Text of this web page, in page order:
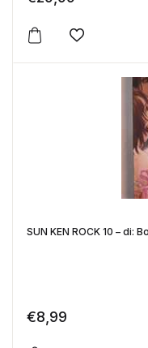
Aggiungi
SUN KEN ROCK 10 – di:
€8,99